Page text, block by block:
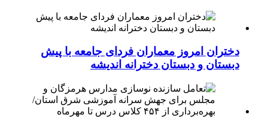
دختران امروز معماران فردای جامعه با پیش
دبستان و دبستان دخترانه اندیشه